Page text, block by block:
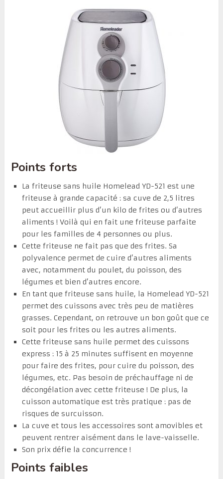
Points forts
La friteuse sans huile Homelead YD-521 est une
friteuse à grande capacité : sa cuve de 2,5 litres
peut accueillir plus d’un kilo de frites ou d’autres
aliments ! Voilà qui en fait une friteuse parfaite
pour les familles de 4 personnes ou plus.
Cette friteuse ne fait pas que des frites. Sa
polyvalence permet de cuire d’autres aliments
avec, notamment du poulet, du poisson, des
légumes et bien d’autres encore.
En tant que friteuse sans huile, la Homelead YD-521
permet des cuissons avec très peu de matières
grasses. Cependant, on retrouve un bon goût que ce
soit pour les frites ou les autres aliments.
Cette friteuse sans huile permet des cuissons
express : 15 à 25 minutes suffisent en moyenne
pour faire des frites, pour cuire du poisson, des
légumes, etc. Pas besoin de préchauffage ni de
décongélation avec cette friteuse ! De plus, la
cuisson automatique est très pratique : pas de
risques de surcuisson.
La cuve et tous les accessoires sont amovibles et
peuvent rentrer aisément dans le lave-vaisselle.
Son prix défie la concurrence !
Points faibles